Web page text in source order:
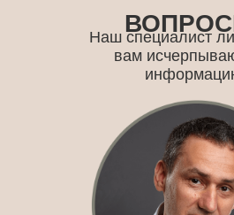
Наш специалист
вам